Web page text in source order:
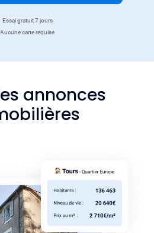
Essai gratuit 7 jours
Aucune carte requise
annonces